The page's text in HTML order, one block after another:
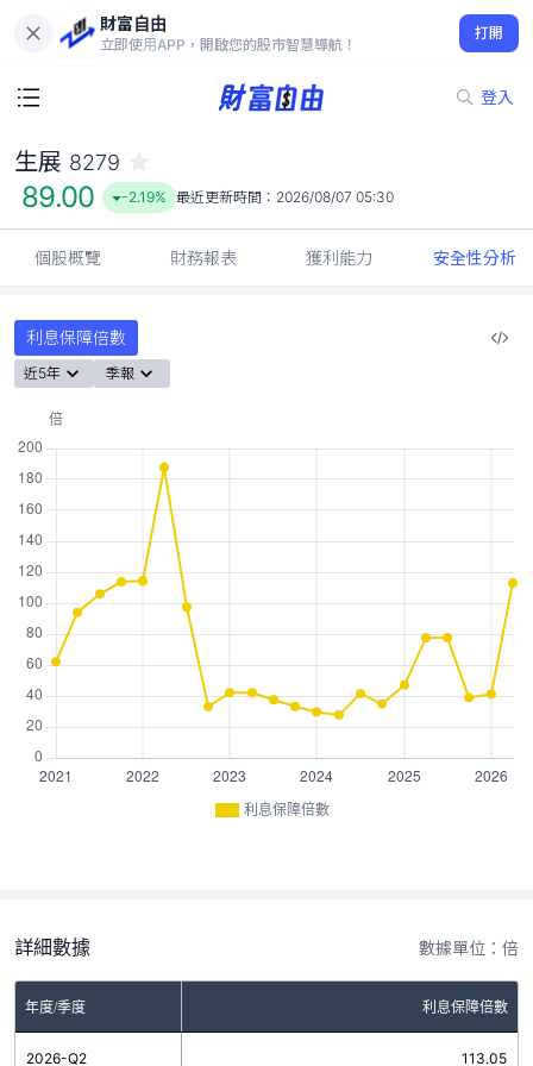
財富自由
立即使用APP，開啟您的股市智慧導航！
打開
登入
89.00
-2.19%
生展 8279
89.00 -2.19% 最近更新時間： 2026/08/07 05:30
個股概覽 財務報表 獲利能力 安全性分析
利息保障倍數
近5年 季報
利息保障倍數
詳細數據 數據單位：倍
年度/季度 利息保障倍數
2026-Q2 113.05